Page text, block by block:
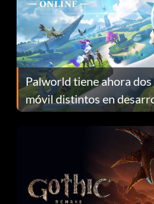
Palworld tiene ahora
móvil distintos en
continuación te